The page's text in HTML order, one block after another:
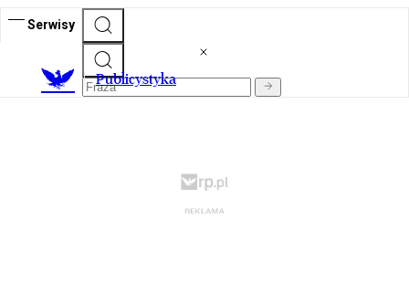
Serwisy
Publicystyka